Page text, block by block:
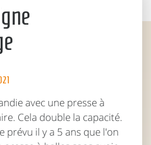
avec une presse à
Cela double la capacité.
prévu il y a 5 ans que l'on